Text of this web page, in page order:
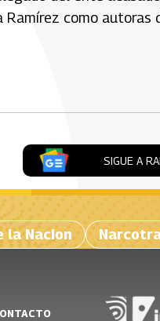
Ramírez como
SIGUE A
la Nacion